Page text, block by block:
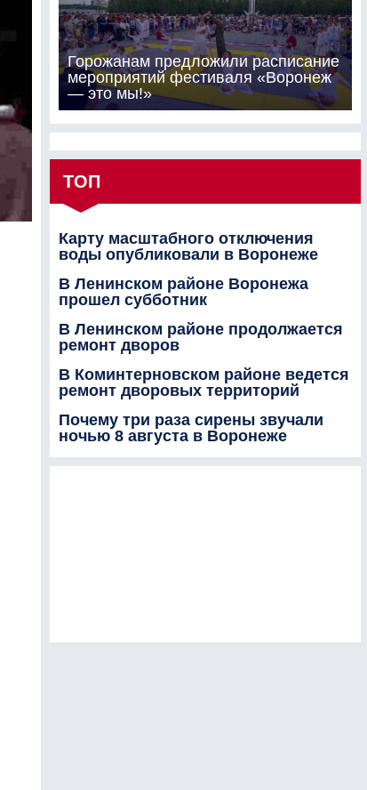
Горожанам предложили расписание
мероприятий фестиваля «Воронеж
— это мы!»
ТОП
Карту масштабного отключения
воды опубликовали в Воронеже
В Ленинском районе Воронежа
прошел субботник
В Ленинском районе продолжается
ремонт дворов
В Коминтерновском районе ведется
ремонт дворовых территорий
Почему три раза сирены звучали
ночью 8 августа в Воронеже